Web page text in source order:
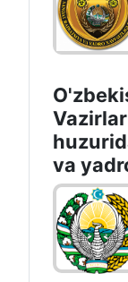
va